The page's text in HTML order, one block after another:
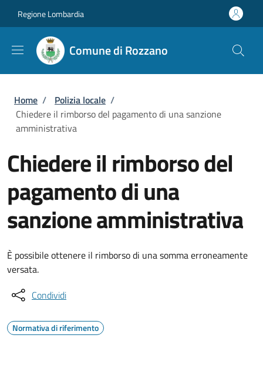
Regione Lombardia
Comune di Rozzano
Briciole di pane
Home / Polizia locale /
Chiedere il rimborso del pagamento di una sanzione
amministrativa
Chiedere il rimborso del
pagamento di una
sanzione amministrativa
È possibile ottenere il rimborso di una somma erroneamente
versata.
Condividi
Normativa di riferimento